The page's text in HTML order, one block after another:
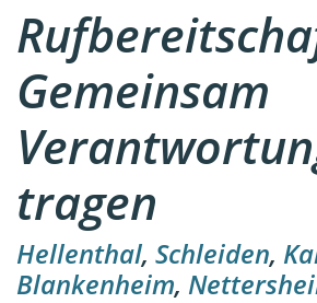
Gemeinsam
tragen
Hellenthal, Schleiden,
Blankenheim,